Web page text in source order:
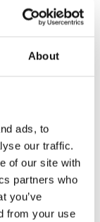
About
ads, to
our traffic.
of our site with
partners who
you’ve
from your use